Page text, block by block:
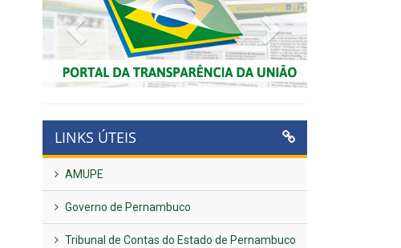
Previous Next
LINKS ÚTEIS
AMUPE
Governo de Pernambuco
Tribunal de Contas do Estado de Pernambuco